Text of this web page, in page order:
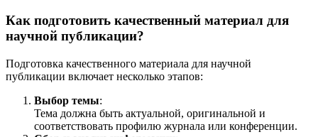
Как подготовить качественный материал для
научной публикации?
Подготовка качественного материала для научной
публикации включает несколько этапов:
Выбор темы:
Тема должна быть актуальной, оригинальной и
соответствовать профилю журнала или конференции.